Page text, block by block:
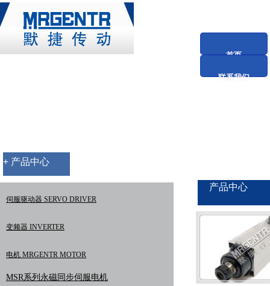
首页
联系我们
+ 产品中心
伺服驱动器 SERVO DRIVER
变频器 INVERTER
电机 MRGENTR MOTOR
MSR系列永磁同步伺服电机
产品中心